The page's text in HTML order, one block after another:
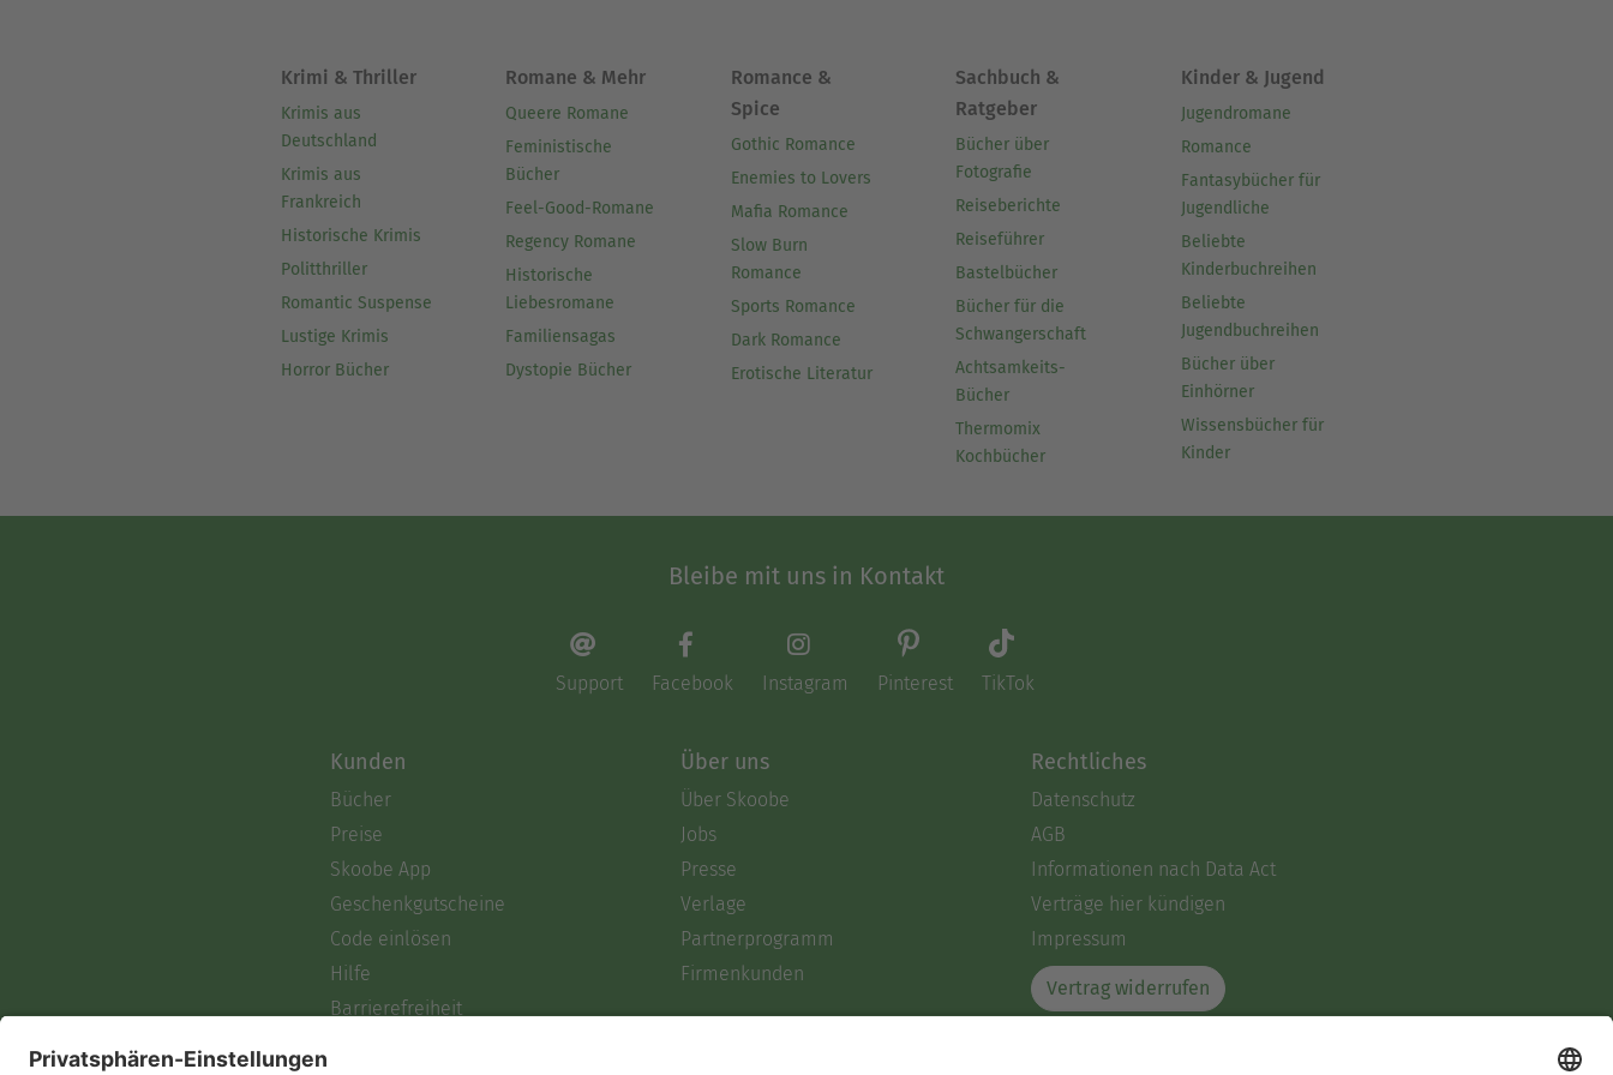
Krimi & Thriller
Krimis aus
Deutschland
Krimis aus
Frankreich
Historische Krimis
Politthriller
Romantic Suspense
Lustige Krimis
Horror Bücher
Romane & Mehr
Queere Romane
Feministische
Bücher
Feel-Good-Romane
Regency Romane
Historische
Liebesromane
Familiensagas
Dystopie Bücher
Romance &
Spice
Gothic Romance
Enemies to Lovers
Mafia Romance
Slow Burn
Romance
Sports Romance
Dark Romance
Erotische Literatur
Sachbuch &
Ratgeber
Bücher über
Fotografie
Reiseberichte
Reiseführer
Bastelbücher
Bücher für die
Schwangerschaft
Achtsamkeits-
Bücher
Thermomix
Kochbücher
Kinder & Jugend
Jugendromane
Romance
Fantasybücher für
Jugendliche
Beliebte
Kinderbuchreihen
Beliebte
Jugendbuchreihen
Bücher über
Einhörner
Wissensbücher für
Kinder
Bleibe mit uns in Kontakt
Support Facebook Instagram Pinterest TikTok
Kunden
Bücher
Preise
Skoobe App
Geschenkgutscheine
Code einlösen
Hilfe
Barrierefreiheit
Über uns
Über Skoobe
Jobs
Presse
Verlage
Partnerprogramm
Firmenkunden
Rechtliches
Datenschutz
AGB
Informationen nach Data Act
Verträge hier kündigen
Impressum
Vertrag widerrufen